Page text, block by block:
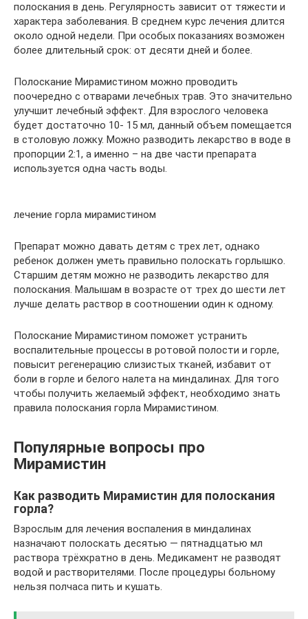
полоскания в день. Регулярность зависит от тяжести и
характера заболевания. В среднем курс лечения длится
около одной недели. При особых показаниях возможен
более длительный срок: от десяти дней и более.
Полоскание Мирамистином можно проводить
поочередно с отварами лечебных трав. Это значительно
улучшит лечебный эффект. Для взрослого человека
будет достаточно 10- 15 мл, данный объем помещается
в столовую ложку. Можно разводить лекарство в воде в
пропорции 2:1, а именно – на две части препарата
используется одна часть воды.
лечение горла мирамистином
Препарат можно давать детям с трех лет, однако
ребенок должен уметь правильно полоскать горлышко.
Старшим детям можно не разводить лекарство для
полоскания. Малышам в возрасте от трех до шести лет
лучше делать раствор в соотношении один к одному.
Полоскание Мирамистином поможет устранить
воспалительные процессы в ротовой полости и горле,
повысит регенерацию слизистых тканей, избавит от
боли в горле и белого налета на миндалинах. Для того
чтобы получить желаемый эффект, необходимо знать
правила полоскания горла Мирамистином.
Популярные вопросы про
Мирамистин
Как разводить Мирамистин для полоскания
горла?
Взрослым для лечения воспаления в миндалинах
назначают полоскать десятью — пятнадцатью мл
раствора трёхкратно в день. Медикамент не разводят
водой и растворителями. После процедуры больному
нельзя полчаса пить и кушать.